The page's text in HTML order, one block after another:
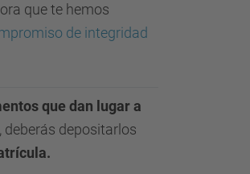
que te hemos
de integridad
que dan lugar a
deberás depositarlos